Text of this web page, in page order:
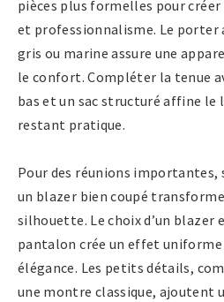
pièces plus formelles pour
et professionnalisme. Le
gris ou marine assure une
le confort. Compléter la tenue
bas et un sac structuré affine
restant pratique.
Pour des réunions
un blazer bien coupé
silhouette. Le choix d’un blazer
pantalon crée un effet
élégance. Les petits détails,
une montre classique, ajoutent